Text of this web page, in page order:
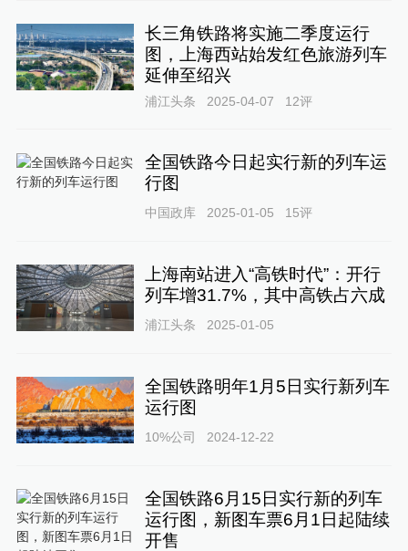
长三角铁路将实施二季度运行
图，上海西站始发红色旅游列车
延伸至绍兴
浦江头条 2025-04-07 12评
全国铁路今日起实行新的列车运
行图
中国政库 2025-01-05 15评
上海南站进入“高铁时代”：开行
列车增31.7%，其中高铁占六成
浦江头条 2025-01-05
全国铁路明年1月5日实行新列车
运行图
10%公司 2024-12-22
全国铁路6月15日实行新的列车
运行图，新图车票6月1日起陆续
开售